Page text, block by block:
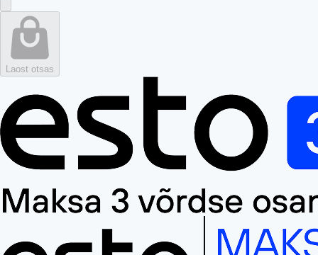
Laost otsas